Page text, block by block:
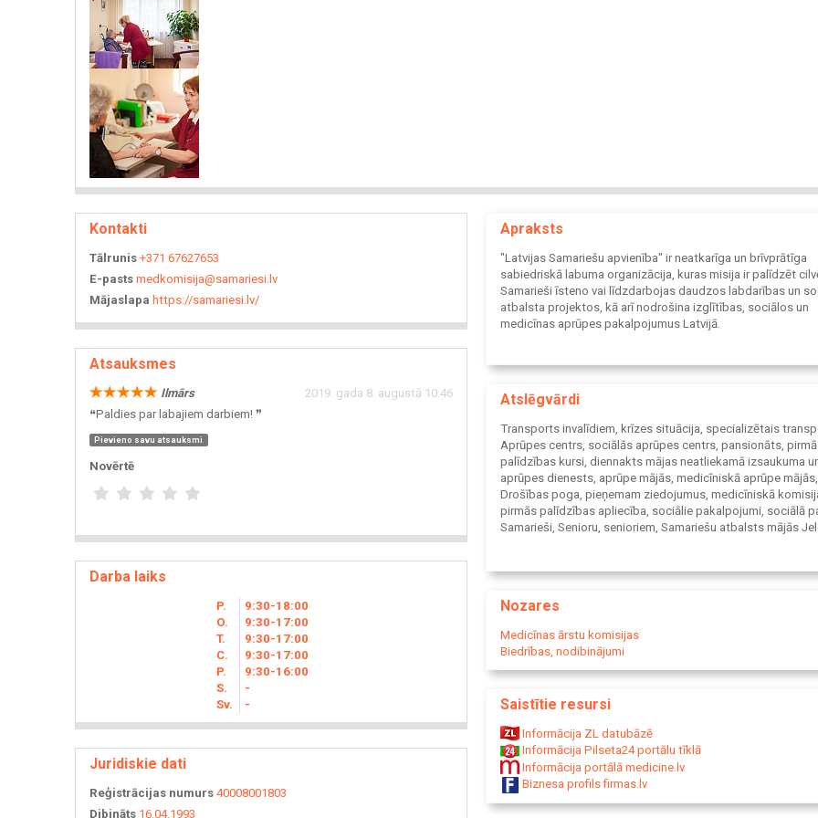
Kontakti
Tālrunis +371 67627653
E-pasts medkomisija@samariesi.lv
Mājaslapa https://samariesi.lv/
Atsauksmes
Ilmārs
2019. gada 8. augustā 10:46
❝Paldies par labajiem darbiem! ❞
Pievieno savu atsauksmi
Novērtē
Darba laiks
P. 9 30-18 00
O.
9 30-17 00
T.
9 30-17 00
C.
9 30-17 00
P.
9 30-16 00
S.
-
Sv.
-
Juridiskie dati
Reģistrācijas numurs 40008001803
Dibināts 16.04.1993
Apraksts
"Latvijas Samariešu apvienība" ir neatkarīga un brīvprātīga
sabiedriskā labuma organizācija, kuras misija ir palīdzēt
Samarieši īsteno vai līdzdarbojas daudzos labdarības un
atbalsta projektos, kā arī nodrošina izglītības, sociālos un
medicīnas aprūpes pakalpojumus Latvijā.
Atslēgvārdi
Transports invalīdiem, krīzes situācija, specializētais
Aprūpes centrs, sociālās aprūpes centrs, pansionāts,
palīdzības kursi, diennakts mājas neatliekamā izsaukuma
aprūpes dienests, aprūpe mājās, medicīniskā aprūpe mājās,
Drošības poga, pieņemam ziedojumus, medicīniskā
pirmās palīdzības apliecība, sociālie pakalpojumi, sociālā
Samarieši, Senioru, senioriem, Samariešu atbalsts mājās
Smiltenes, Skrundas, Balvu, Ventspils novadā, Valmieras
Skrundā, Balvos, Ventspilī, Grupu dzīvoklis, Ventspils nakts
pakas, pārtikas banka, pārtikas paka, aprūpes kursi,
Patversme, ģimenes asistents, asistents invalīdam, asistenta
pakalpojumi, asistenti mājās, transports cilvēkiem ar īpašām
vajadzībām, guļošu cilvēku transportēšana, guļošu pacientu
guļošu cilvēku nešana, transports gulošu cilvēku
transports no slimnīcas, slimnieka pārvadāšana speciālā
cilvēka transportēšana ar invalīdu ratiem, transports
ratiņkrēslā, gulošu cilvēku transportēšana, Dienas aprūpes
dienas centrs cilvēkiem ar demenci, sociālā aprūpe cilvēkiem
demenci, sociālā aprūpe cilvēkiem ratiņkrēslā, sociālā aprūpe
cilvēkiem ar īpašām vajadzībām, ģimenes tipa aprūpes
Nozares
Medicīnas ārstu komisijas
Biedrības, nodibinājumi
Saistītie resursi
Informācija ZL datubāzē
Informācija Pilseta24 portālu tīklā
Informācija portālā medicine.lv
Biznesa profils firmas.lv